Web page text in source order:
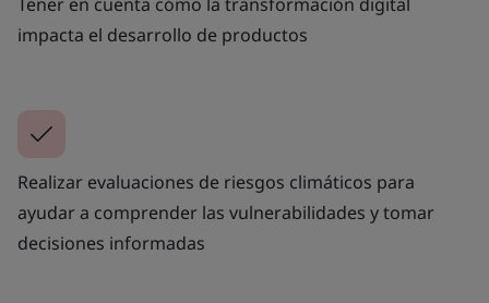
impacta el desarrollo de productos
Realizar evaluaciones de riesgos climáticos para
ayudar a comprender las vulnerabilidades y tomar
decisiones informadas